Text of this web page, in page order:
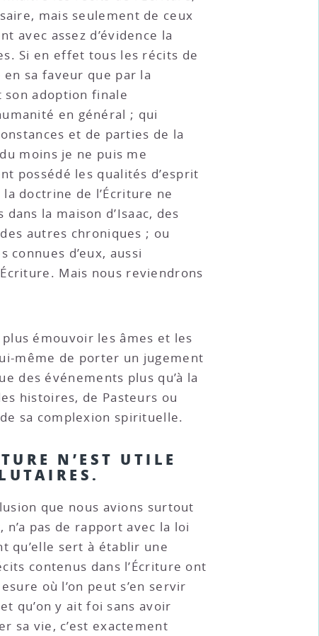
mais seulement de ceux
avec assez d’évidence la
Si en effet tous les récits de
sa faveur que par la
adoption finale
en général ; qui
et de parties de la
moins je ne puis me
possédé les qualités d’esprit
doctrine de l’Écriture ne
la maison d’Isaac, des
autres chroniques ; ou
d’eux, aussi
Mais nous reviendrons
émouvoir les âmes et les
même de porter un jugement
des événements plus qu’à la
histoires, de Pasteurs ou
sa complexion spirituelle.
N’EST UTILE
que nous avions surtout
pas de rapport avec la loi
qu’elle sert à établir une
contenus dans l’Écriture ont
où l’on peut s’en servir
qu’on y ait foi sans avoir
sa vie, c’est exactement